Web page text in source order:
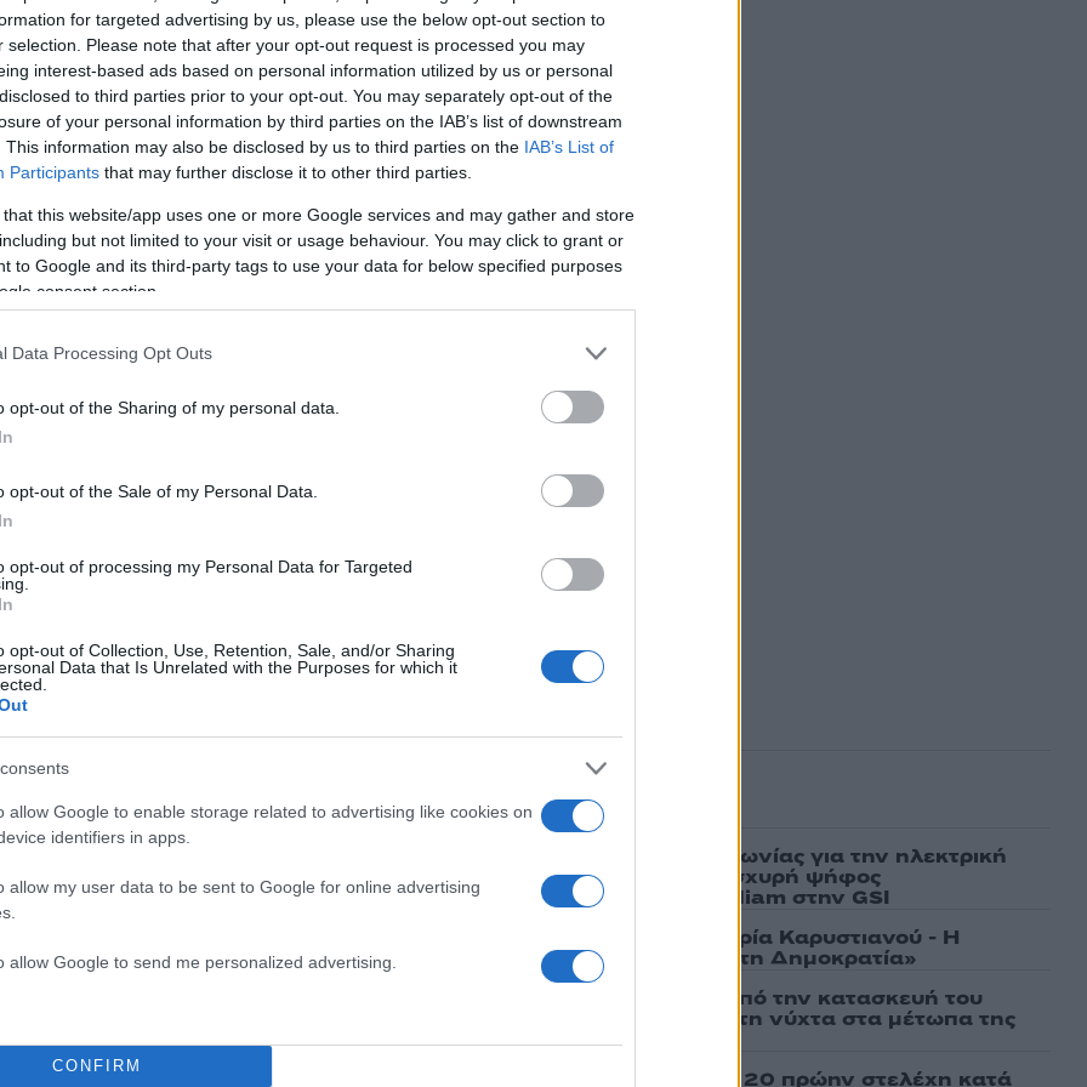
for targeted advertising by us, please use the below opt-out section to
selection. Please note that after your opt-out request is processed you may
interest-based ads based on personal information utilized by us or personal
to third parties prior to your opt-out. You may separately opt-out of the
of your personal information by third parties on the IAB’s list of downstream
This information may also be disclosed by us to third parties on the IAB’s List of
Participants that may further disclose it to other third parties.
that this website/app uses one or more Google services and may gather and store
but not limited to your visit or usage behaviour. You may click to grant or
to Google and its third-party tags to use your data for below specified purposes
consent section.
Data Processing Opt Outs
opt-out of the Sharing of my personal data.
opt-out of the Sale of my Personal Data.
opt-out of processing my Personal Data for Targeted
opt-out of Collection, Use, Retention, Sale, and/or Sharing
Data that Is Unrelated with the Purposes for which it
allow Google to enable storage related to advertising like cookies on
identifiers in apps.
allow my user data to be sent to Google for online advertising
allow Google to send me personalized advertising.
CONFIRM
Σχολίασε εδώ
50 /50
Υποβολή σχολίου
από reCAPTCHA, ισχύουνΠολιτική Απορρήτου
ΜΠΟΥΧΑΛΑΚΗΣ
ΟΛΥΜΠΙΑΚΟΣ
το Νewsit.gr στο
Χαλκιά: Με την
την
φωτογραφία για
καταθέσεις
– Το στίγμα του
μηνύματα
Πιο σχολιασμένα
Μητσοτάκης στην υπογραφή συμφωνίας για την ηλεκτρική
διασύνδεση Ελλάδας – Κύπρου: «Ισχυρή ψήφος
εμπιστοσύνης» η είσοδος της Meridiam στην GSI
Έφυγαν οι συνεργάτες, μένει η Μαρία Καρυστιανού - Η
επόμενη μέρα για την «Ελπίδα για τη Δημοκρατία»
Canadair 515: Οι πρώτες εικόνες από την κατασκευή του
αεροσκάφους που θα επιχειρεί και τη νύχτα στα μέτωπα της
φωτιάς
Αυγερινός, Μουτσάτσου και ακόμη 20 πρώην στελέχη κατά